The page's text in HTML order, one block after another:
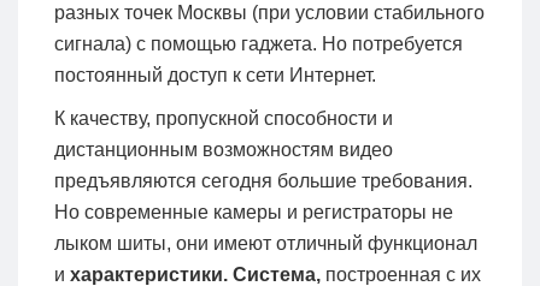
разных точек Москвы (при условии стабильного
сигнала) с помощью гаджета. Но потребуется
постоянный доступ к сети Интернет.
К качеству, пропускной способности и
дистанционным возможностям видео
предъявляются сегодня большие требования.
Но современные камеры и регистраторы не
лыком шиты, они имеют отличный функционал
и характеристики. Система, построенная с их